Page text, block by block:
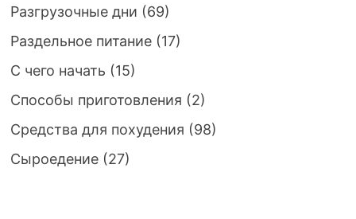
Разгрузочные дни (69)
Раздельное питание(17)
С чего начать (15)
Способы приготовления (2)
Средства для похудения (98)
Сыроедение(27)